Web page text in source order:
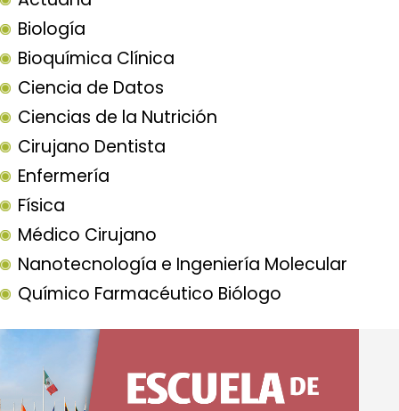
Biología
Bioquímica Clínica
Ciencia de Datos
Ciencias de la Nutrición
Cirujano Dentista
Enfermería
Física
Médico Cirujano
Nanotecnología e Ingeniería Molecular
Químico Farmacéutico Biólogo